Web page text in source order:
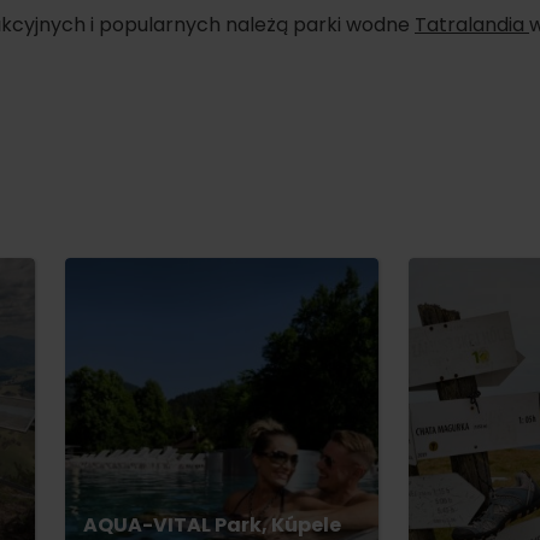
for this source.
i popularnych należą parki wodne Tatralandia
AQUA-VITAL Park, Kúpele